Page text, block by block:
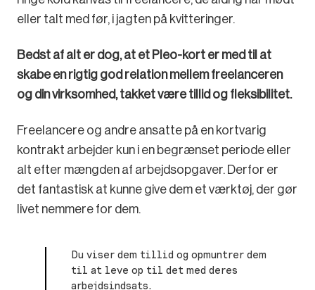
eller talt med før, i jagten på kvitteringer.
Bedst af alt er dog, at et Pleo-kort er med til at
skabe en rigtig god relation mellem freelanceren
og din virksomhed, takket være tillid og fleksibilitet.
Freelancere og andre ansatte på en kortvarig
kontrakt arbejder kun i en begrænset periode eller
alt efter mængden af arbejdsopgaver. Derfor er
det fantastisk at kunne give dem et værktøj, der gør
livet nemmere for dem.
Du viser dem tillid og opmuntrer dem
til at leve op til det med deres
arbejdsindsats.